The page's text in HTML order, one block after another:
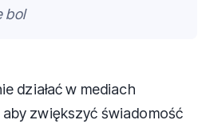
bol
działać w mediach
zwiększyć świadomość